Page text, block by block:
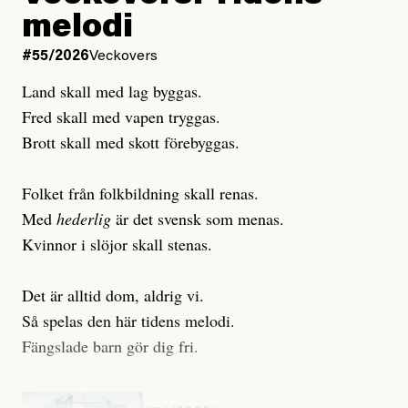
Uppdaterad7 August, 2026
Uppdaterad3 August, 2026
melodi
#55/2026Veckovers
Land skall med lag byggas.
Fred skall med vapen tryggas.
Brott skall med skott förebyggas.
Folket från folkbildning skall renas.
Med hederlig är det svensk som menas.
Kvinnor i slöjor skall stenas.
Det är alltid dom, aldrig vi.
Så spelas den här tidens melodi.
Fängslade barn gör dig fri.